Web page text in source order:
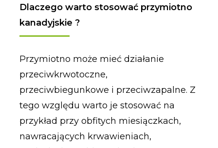
Dlaczego warto stosować przymiotno
kanadyjskie ?
Przymiotno może mieć działanie
przeciwkrwotoczne,
przeciwbiegunkowe i przeciwzapalne. Z
tego względu warto je stosować na
przykład przy obfitych miesiączkach,
nawracających krwawieniach,